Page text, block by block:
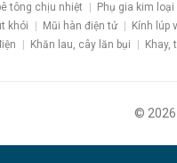
tông chịu nhiệt Phụ gia kim loại
khói Mũi hàn điện tử Kính lúp
Khăn lau, cây lăn bụi Khay,
© 2026